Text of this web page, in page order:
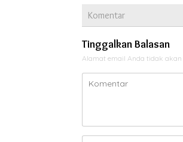
Komentar
Tinggalkan Balasan
Alamat email Anda tidak